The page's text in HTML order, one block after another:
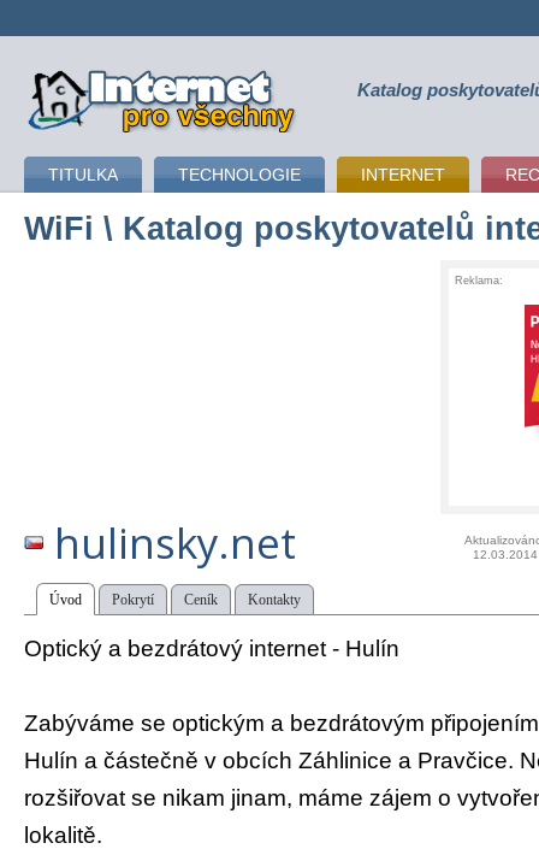
připojení k internetu Katalog
TITULKA TECHNOLOGIE INTERNET
WiFi \ Katalog poskytovatelů
Reklama:
hulinsky.net
12.03.2014
Úvod Pokrytí Ceník Kontakty
Optický a bezdrátový internet - Hulín
Zabýváme se optickým a bezdrátovým
Hulín a částečně v obcích Záhlinice a Pravčice.
rozšiřovat se nikam jinam, máme zájem o
lokalitě.